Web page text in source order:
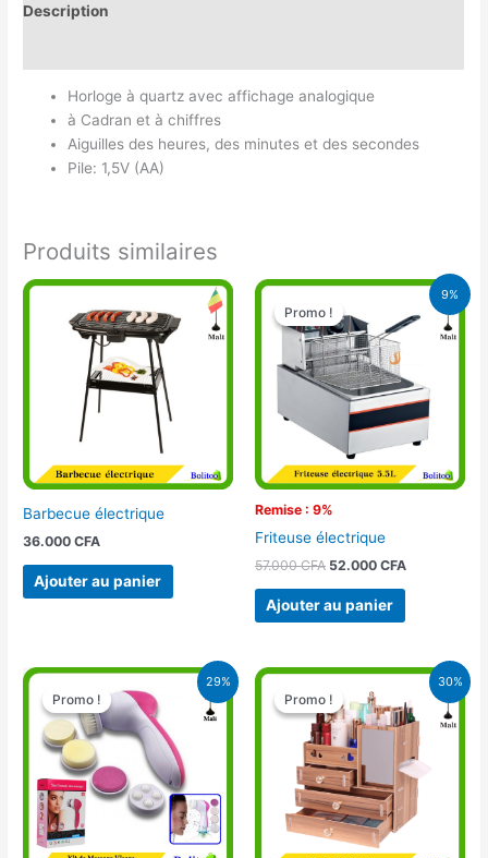
Description
Horloge à quartz avec affichage analogique
à Cadran et à chiffres
Aiguilles des heures, des minutes et des secondes
Pile: 1,5V (AA)
Produits similaires
Barbecue électrique
36.000CFA
Ajouter au panier
9%
Promo !
Remise : 9%
Promo !
Friteuse électrique
57.000CFA
Le
prix
initial
était :
57.000 CFA.
52.000 CFA
Le
prix
actuel
Ajouter au panier
29%
Promo !
Promo !
Le
prix
initial
était :
5.500 CFA.
Le
actuel
est :
3.900 CFA.
30%
Promo !
Promo !
Le
prix
initial
était :
9.950 CFA.
Le
actuel
est :
7.000 CFA.